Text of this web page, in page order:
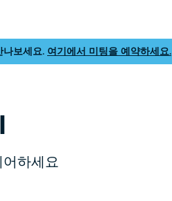
보세요. 여기에서 미팅을 예약하세요.
하세요